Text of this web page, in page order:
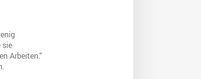
sie
Arbeiten.“